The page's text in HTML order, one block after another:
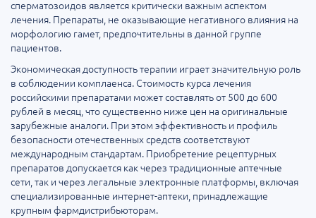
сперматозоидов является критически важным аспектом
лечения. Препараты, не оказывающие негативного влияния на
морфологию гамет, предпочтительны в данной группе
пациентов.
Экономическая доступность терапии играет значительную роль
в соблюдении комплаенса. Стоимость курса лечения
российскими препаратами может составлять от 500 до 600
рублей в месяц, что существенно ниже цен на оригинальные
зарубежные аналоги. При этом эффективность и профиль
безопасности отечественных средств соответствуют
международным стандартам. Приобретение рецептурных
препаратов допускается как через традиционные аптечные
сети, так и через легальные электронные платформы, включая
специализированные интернет-аптеки, принадлежащие
крупным фармдистрибьюторам.